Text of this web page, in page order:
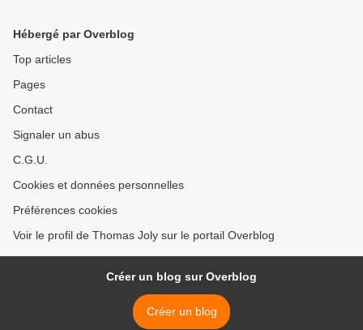
Hébergé par Overblog
Top articles
Pages
Contact
Signaler un abus
C.G.U.
Cookies et données personnelles
Préférences cookies
Voir le profil de Thomas Joly sur le portail Overblog
Créer un blog sur Overblog
Créer un blog